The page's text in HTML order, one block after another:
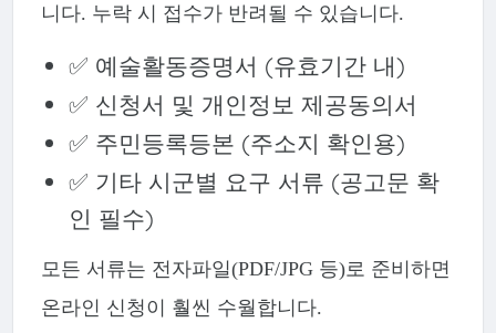
니다. 누락 시 접수가 반려될 수 있습니다.
✅ 예술활동증명서 (유효기간 내)
✅ 신청서 및 개인정보 제공동의서
✅ 주민등록등본 (주소지 확인용)
✅ 기타 시군별 요구 서류 (공고문 확
인 필수)
모든 서류는 전자파일(PDF/JPG 등)로 준비하면
온라인 신청이 훨씬 수월합니다.